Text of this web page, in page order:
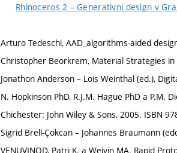
Rhinoceros 2 – Generativní design v
Arturo Tedeschi, AAD_algorithms-aided
Christopher Beorkrem, Material Strategies in
Jonathon Anderson – Lois Weinthal (ed.),
N. Hopkinson PhD, R.J.M. Hague PhD a
Chichester: John Wiley & Sons, 2005. ISBN
Sigrid Brell-Çokcan – Johannes Braumann
VENUVINOD, Patri K. a Weiyin MA. Rapid